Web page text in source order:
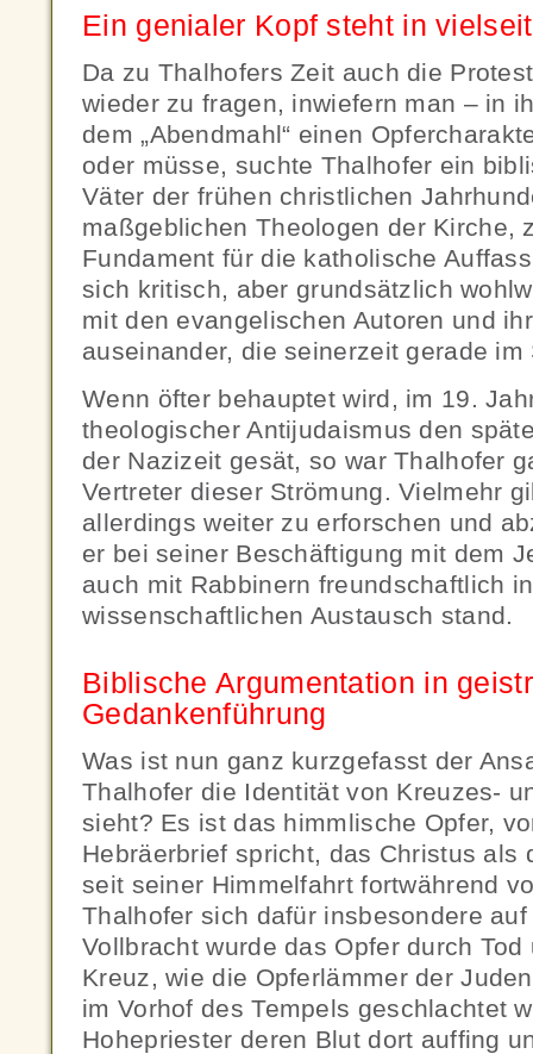
Ein genialer Kopf steht in
Da zu Thalhofers Zeit auch die
wieder zu fragen, inwiefern man – in
dem „Abendmahl“ einen
oder müsse, suchte Thalhofer ein
Väter der frühen christlichen
maßgeblichen Theologen der Kirche,
Fundament für die katholische
sich kritisch, aber grundsätzlich
mit den evangelischen Autoren und
auseinander, die seinerzeit gerade im
Wenn öfter behauptet wird, im 19.
theologischer Antijudaismus den
der Nazizeit gesät, so war Thalhofer
Vertreter dieser Strömung. Vielmehr
allerdings weiter zu erforschen und
er bei seiner Beschäftigung mit dem
auch mit Rabbinern freundschaftlich
wissenschaftlichen Austausch stand.
Biblische Argumentation in
Gedankenführung
Was ist nun ganz kurzgefasst der
Thalhofer die Identität von Kreuzes-
sieht? Es ist das himmlische Opfer,
Hebräerbrief spricht, das Christus als
seit seiner Himmelfahrt fortwährend
Thalhofer sich dafür insbesondere
Vollbracht wurde das Opfer durch
Kreuz, wie die Opferlämmer der
im Vorhof des Tempels geschlachtet
Hohepriester deren Blut dort auffing